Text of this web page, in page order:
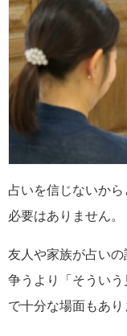
占いを信じないか
必要はありません。
友人や家族が占い
争うより「そうい
で十分な場面もあり